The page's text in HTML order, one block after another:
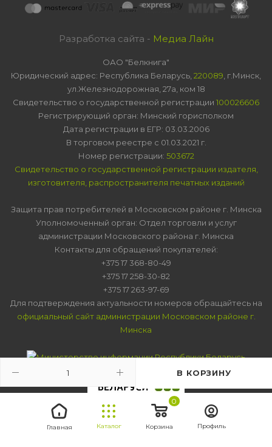
В КОРЗИНУ
Главная Каталог Корзина
0
Профиль
Разработка сайта - Медиа Лайн
ОАО "Белкнига"
Юридический адрес: Республика Беларусь, 220089 , г.Минск,
ул.Железнодорожная, 27а, ком 18
Свидетельство о государственной регистрации 100026606
Регистрирующий орган: Минский горисполком
Дата регистрации в ЕГР: 03.03.2006
В торговом реестре с 01.03.2021 г.
Номер регистрации: 503672
Свидетельство о государственной регистрации издателя,
изготовителя, распространителя печатных изданий
Защита прав потребителей в Московском районе г. Минска
Уполномоченный орган: Отдел торговли и услуг
администрации Московского района г. Минска
Контакты для обращений покупателей:
+375 17 368-80-49
+375 17 258-30-82
+375 17 263-97-69
Для подтверждения актуальности номеров обращайтесь на
официальный сайт администрации Московском районе г.
Минска